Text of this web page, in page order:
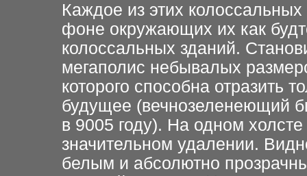
Каждое из этих
фоне окружающих их как
колоссальных зданий.
мегаполис небывалых
которого способна отразить
будущее (вечнозеленеющий
в 9005 году). На одном
значительном удалении.
белым и абсолютно